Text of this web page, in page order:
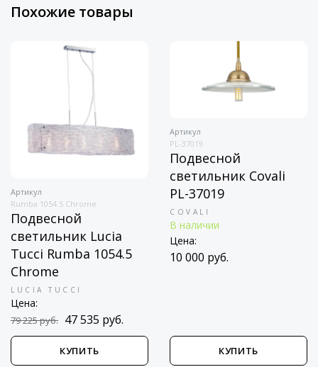
Похожие товары
Артикул
Rumba 1054.5 Chrome
Подвесной
светильник Lucia
Tucci Rumba 1054.5
Chrome
LUCIA TUCCI
Цена:
79 225 руб. 47 535 руб.
КУПИТЬ
Артикул
PL-37019
Подвесной
светильник Covali
PL-37019
COVALI
В наличии
Цена:
10 000 руб.
КУПИТЬ